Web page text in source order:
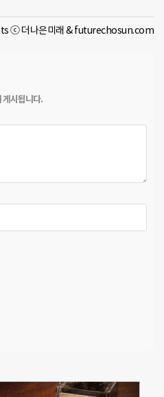
ⓒ 더나은미래 & futurechosun.com